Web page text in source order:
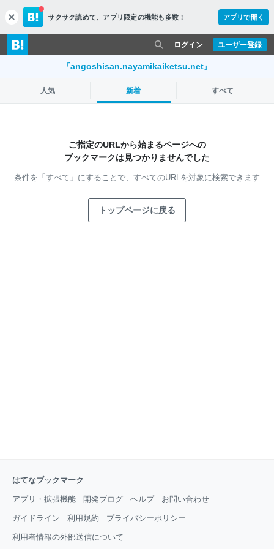
c
l
o
s
サクサク読めて、 アプリ限定の機能も多数！ アプリで開く
ユーザー登録
ログイン
『angoshisan.nayamikaiketsu.net』
人気 新着 すべて
ご指定のURLから始まるページへの
ブックマークは見つかりませんでした
条件を「すべて」にすることで、 すべてのURLを対象に検索できます
トップページに戻る
はてなブックマーク
アプリ・拡張機能 開発ブログ ヘルプ お問い合わせ
ガイドライン 利用規約 プライバシーポリシー
利用者情報の外部送信について